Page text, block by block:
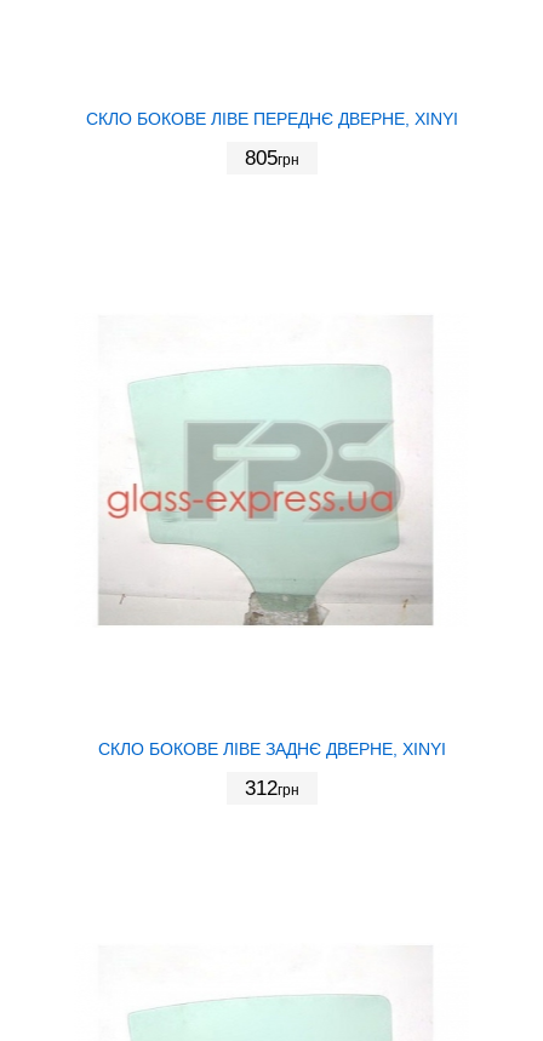
СКЛО БОКОВЕ ЛІВЕ ПЕРЕДНЄ ДВЕРНЕ, XINYI
805грн
СКЛО БОКОВЕ ЛІВЕ ЗАДНЄ ДВЕРНЕ, XINYI
312грн